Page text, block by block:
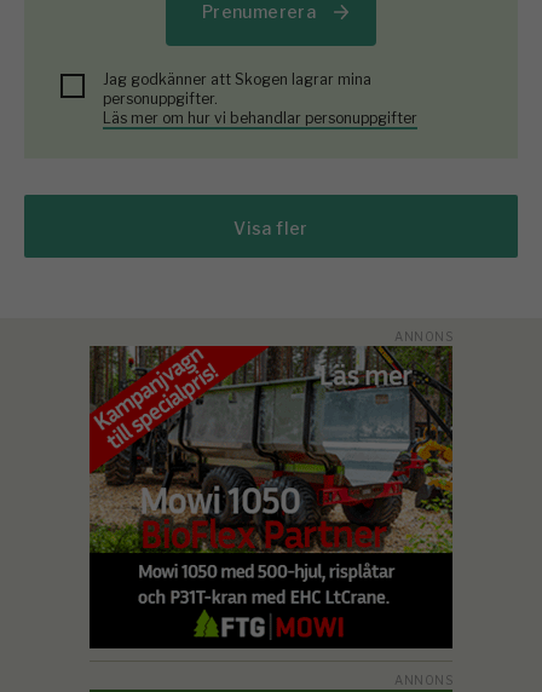
Prenumerera
Jag godkänner att Skogen lagrar mina
personuppgifter.
Läs mer om hur vi behandlar personuppgifter
Visa fler